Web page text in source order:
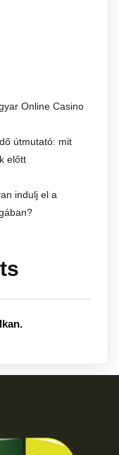
Online Casino
útmutató: mit
előtt
indulj el a